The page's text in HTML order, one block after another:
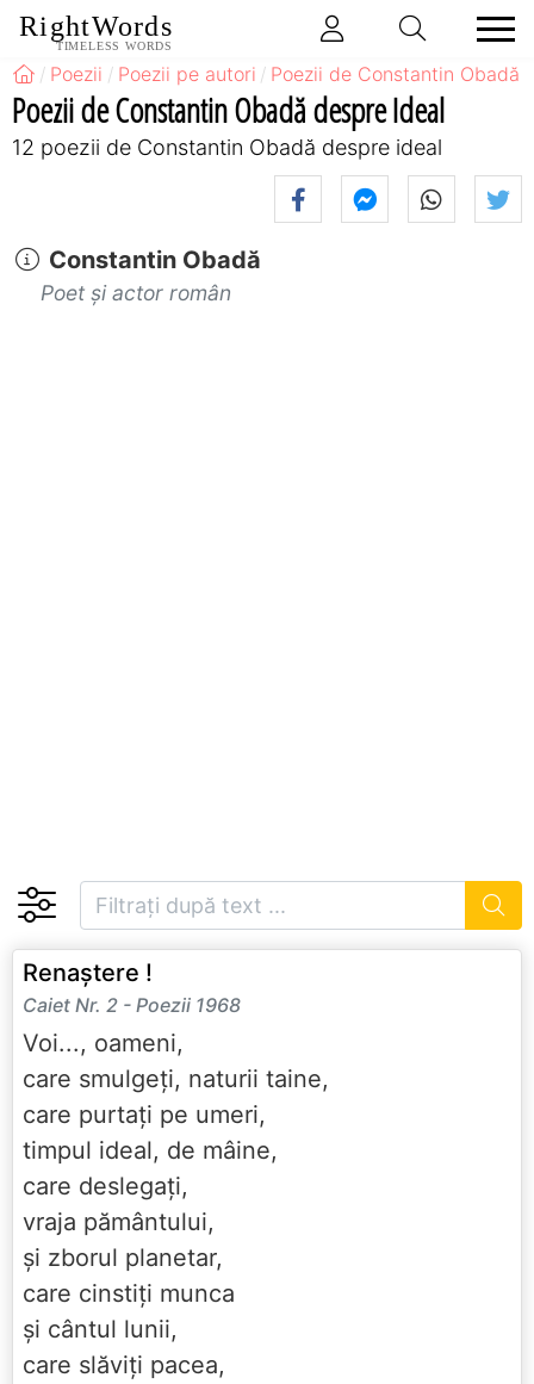
RightWords
TIMELESS WORDS
Poezii Poezii pe autori Poezii de Constantin Obadă
Poezii de Constantin Obadă despre Ideal
12 poezii de Constantin Obadă despre ideal
Constantin Obadă
Poet și actor român
Renaștere !
Caiet Nr. 2 - Poezii 1968
Voi..., oameni,
care smulgeți, naturii taine,
care purtați pe umeri,
timpul ideal, de mâine,
care deslegați,
vraja pământului,
și zborul planetar,
care cinstiți munca
și cântul lunii,
care slăviți pacea,